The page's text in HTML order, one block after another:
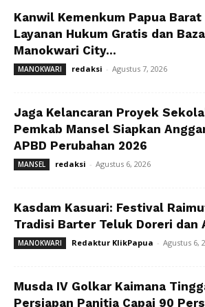
Kanwil Kemenkum Papua Barat
Layanan Hukum Gratis dan
Manokwari City...
MANOKWARI redaksi - Agustus 7, 2026
Jaga Kelancaran Proyek
Pemkab Mansel Siapkan
APBD Perubahan 2026
MANSEL redaksi - Agustus 6, 2026
Kasdam Kasuari: Festival
Tradisi Barter Teluk Doreri dan
MANOKWARI Redaktur KlikPapua - Agustus 6,
Musda IV Golkar Kaimana
Persiapan Panitia Capai 90